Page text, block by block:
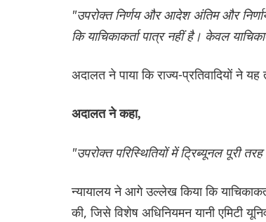
"उपरोक्त निर्णय और आदेश अंतिम और
कि याचिकाकर्ता पात्र नहीं है। केवल
अदालत ने पाया कि राज्य-प्रतिवादियों ने यह
अदालत ने कहा,
"उपरोक्त परिस्थितियों में ट्रिब्यूनल पूरी
न्यायालय ने आगे उल्लेख किया कि
की, जिसे विशेष अधिनियमन यानी एमिटी